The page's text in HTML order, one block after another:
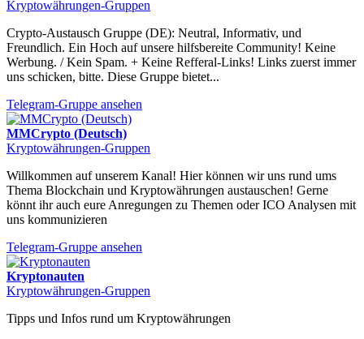
Kryptowährungen-Gruppen
Crypto-Austausch Gruppe (DE): Neutral, Informativ, und
Freundlich. Ein Hoch auf unsere hilfsbereite Community! Keine
Werbung. / Kein Spam. + Keine Refferal-Links! Links zuerst immer
uns schicken, bitte. Diese Gruppe bietet...
Telegram-Gruppe ansehen
MMCrypto (Deutsch)
Kryptowährungen-Gruppen
Willkommen auf unserem Kanal! Hier können wir uns rund ums
Thema Blockchain und Kryptowährungen austauschen! Gerne
könnt ihr auch eure Anregungen zu Themen oder ICO Analysen mit
uns kommunizieren
Telegram-Gruppe ansehen
Kryptonauten
Kryptowährungen-Gruppen
Tipps und Infos rund um Kryptowährungen